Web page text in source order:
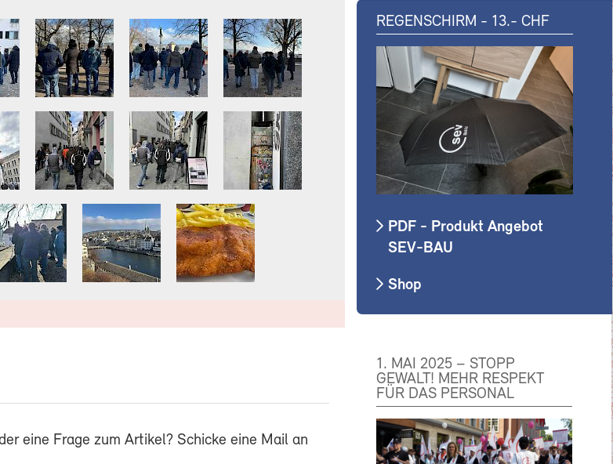
eine Frage zum Artikel? Schicke eine Mail an
REGENSCHIRM - 13.- CHF
PDF - Produkt Angebot
SEV-BAU
Shop
1. MAI 2025 – STOPP
GEWALT! MEHR RESPEKT
FÜR DAS PERSONAL